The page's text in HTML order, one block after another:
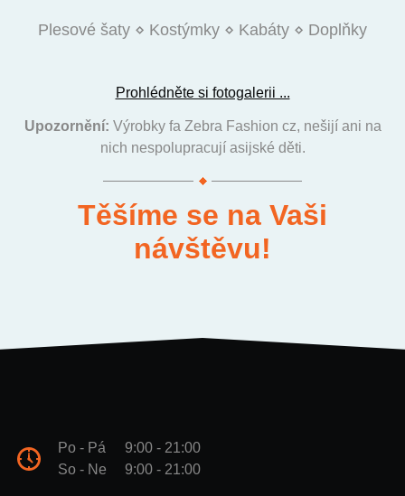
Prohlédněte si fotogalerii ...
Upozornění: Výrobky fa Zebra Fashion cz, nešijí ani na
nich nespolupracují asijské děti.
Těšíme se na Vaši
návštěvu!
Po - Pá
9:00 - 21:00
So - Ne
9:00 - 21:00